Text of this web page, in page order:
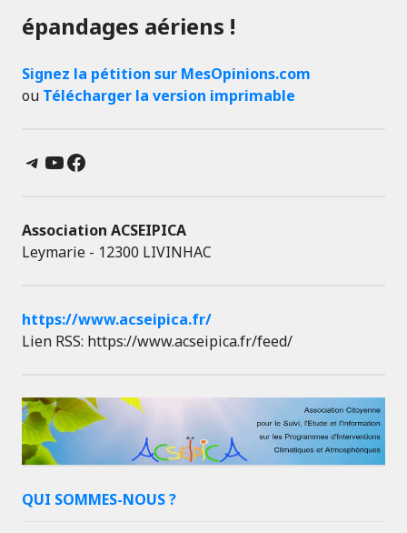
épandages aériens !
Signez la pétition sur MesOpinions.com
ou Télécharger la version imprimable
Telegram
YouTube
Facebook
Association ACSEIPICA
Leymarie - 12300 LIVINHAC
https://www.acseipica.fr/
Lien RSS: https://www.acseipica.fr/feed/
QUI SOMMES-NOUS ?